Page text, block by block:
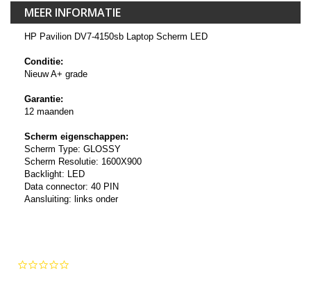
MEER INFORMATIE
HP Pavilion DV7-4150sb Laptop Scherm LED
Conditie:
Nieuw A+ grade
Garantie:
12 maanden
Scherm eigenschappen:
Scherm Type: GLOSSY
Scherm Resolutie: 1600X900
Backlight: LED
Data connector: 40 PIN
Aansluiting: links onder